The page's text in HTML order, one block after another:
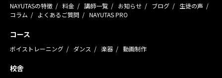
NAYUTASの特徴 料金 講師一覧 お知らせ ブログ
生徒の声
コラム
よくあるご質問 NAYUTAS PRO
コース
ボイストレーニング ダンス 楽器 動画制作
校舎